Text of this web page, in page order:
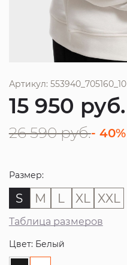
Артикул: 553940_705160_10
15 950 руб.
26 590 руб.- 40%
Размер:
S M L XL XXL
Таблица размеров
Цвет: Белый